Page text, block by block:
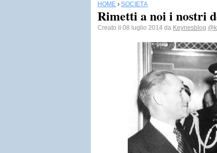
HOME › SOCIETÀ
Rimetti a noi i nostri
Creato il 08 luglio 2014 da Keynesblog